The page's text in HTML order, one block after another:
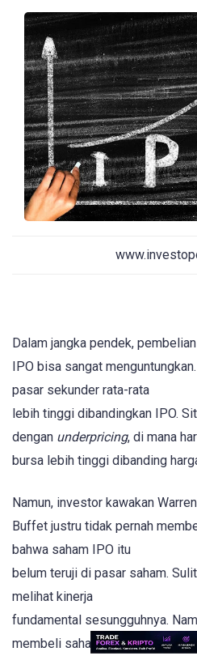
Dalam jangka pendek,
IPO bisa sangat
pasar sekunder rata-rata
lebih tinggi dibandingkan IPO.
dengan underpricing, di mana
bursa lebih tinggi dibanding
Namun, investor kawakan Warren
Buffet justru tidak pernah
bahwa saham IPO itu
belum teruji di pasar saham.
melihat kinerja
fundamental sesungguhnya.
membeli saham IPO, kemampuan